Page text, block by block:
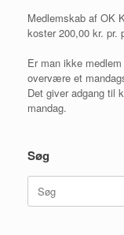
Medlemskab af OK
koster 200,00 kr. pr.
Er man ikke
overvære et
Det giver adgang til
mandag.
Søg
Søg
efter: